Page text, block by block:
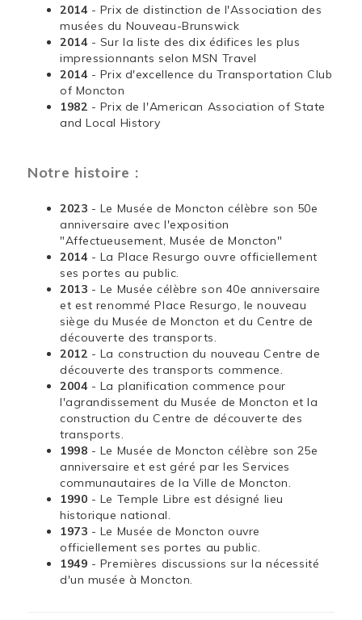
2014 - Prix de distinction de l'Association des
musées du Nouveau-Brunswick
2014 - Sur la liste des dix édifices les plus
impressionnants selon MSN Travel
2014 - Prix d'excellence du Transportation Club
of Moncton
1982 - Prix de l'American Association of State
and Local History
Notre histoire :
2023 - Le Musée de Moncton célèbre son 50e
anniversaire avec l'exposition
"Affectueusement, Musée de Moncton"
2014 - La Place Resurgo ouvre officiellement
ses portes au public.
2013 - Le Musée célèbre son 40e anniversaire
et est renommé Place Resurgo, le nouveau
siège du Musée de Moncton et du Centre de
découverte des transports.
2012 - La construction du nouveau Centre de
découverte des transports commence.
2004 - La planification commence pour
l'agrandissement du Musée de Moncton et la
construction du Centre de découverte des
transports.
1998 - Le Musée de Moncton célèbre son 25e
anniversaire et est géré par les Services
communautaires de la Ville de Moncton.
1990 - Le Temple Libre est désigné lieu
historique national.
1973 - Le Musée de Moncton ouvre
officiellement ses portes au public.
1949 - Premières discussions sur la nécessité
d'un musée à Moncton.